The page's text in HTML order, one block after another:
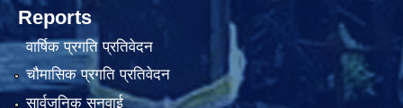
Reports
वार्षिक प्रगति प्रतिवेदन
चौमासिक प्रगति प्रतिवेदन
सार्वजनिक सुनुवाई